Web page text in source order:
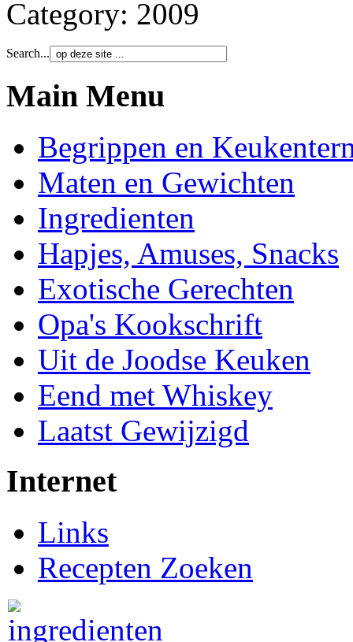
Category: 2009
Search...
Main Menu
Begrippen en
Maten en Gewichten
Ingredienten
Hapjes, Amuses, Snacks
Exotische Gerechten
Opa's Kookschrift
Uit de Joodse Keuken
Eend met Whiskey
Laatst Gewijzigd
Internet
Links
Recepten Zoeken